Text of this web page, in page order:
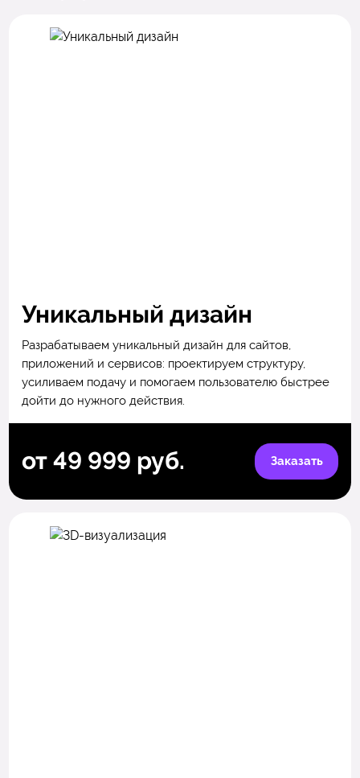
Уникальный дизайн
Разрабатываем уникальный дизайн для сайтов,
приложений и сервисов: проектируем структуру,
усиливаем подачу и помогаем пользователю быстрее
дойти до нужного действия.
от 49 999 руб. Заказать